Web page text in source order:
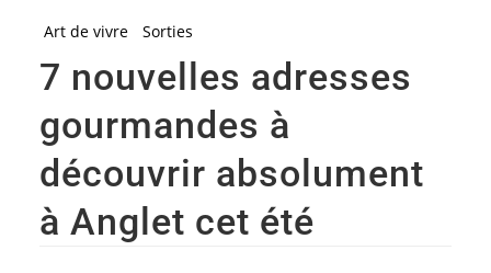
Art de vivre Sorties
7 nouvelles adresses
gourmandes à
découvrir absolument
à Anglet cet été